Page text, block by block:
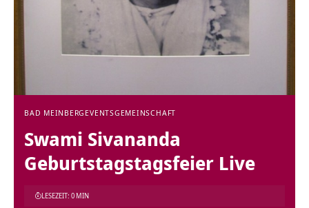
BAD MEINBERG EVENTSGEMEINSCHAFT
Swami Sivananda
Geburtstagstagsfeier Live
LESEZEIT: 0 MIN